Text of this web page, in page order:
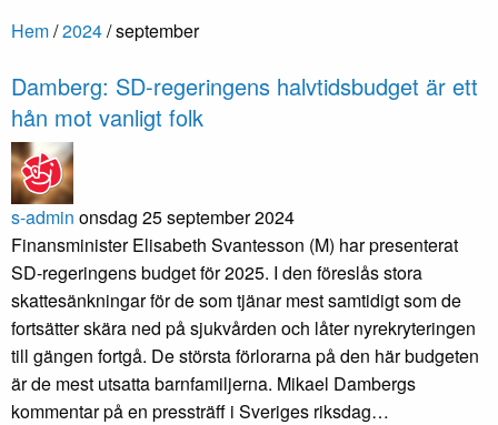
Hem/2024/september
Damberg: SD-regeringens halvtidsbudget är ett
hån mot vanligt folk
s-admin onsdag 25 september 2024
Finansminister Elisabeth Svantesson (M) har presenterat
SD-regeringens budget för 2025. I den föreslås stora
skattesänkningar för de som tjänar mest samtidigt som de
fortsätter skära ned på sjukvården och låter nyrekryteringen
till gängen fortgå. De största förlorarna på den här budgeten
är de mest utsatta barnfamiljerna. Mikael Dambergs
kommentar på en pressträff i Sveriges riksdag…